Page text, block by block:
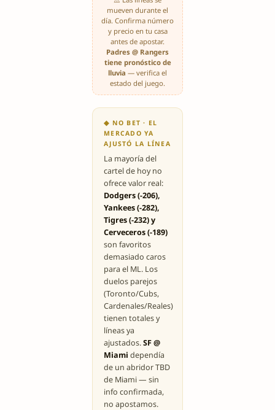
mueven durante el
día. Confirma número
y precio en tu casa
antes de apostar.
Padres @ Rangers
tiene pronóstico de
lluvia — verifica el
estado del juego.
◆ NO BET · EL
MERCADO YA
AJUSTÓ LA LÍNEA
La mayoría del
cartel de hoy no
ofrece valor real:
Dodgers (-206),
Yankees (-282),
Tigres (-232) y
Cerveceros (-189)
son favoritos
demasiado caros
para el ML. Los
duelos parejos
(Toronto/Cubs,
Cardenales/Reales)
tienen totales y
líneas ya
ajustados.SF @
Miami dependía
de un abridor TBD
de Miami — sin
info confirmada,
no apostamos.